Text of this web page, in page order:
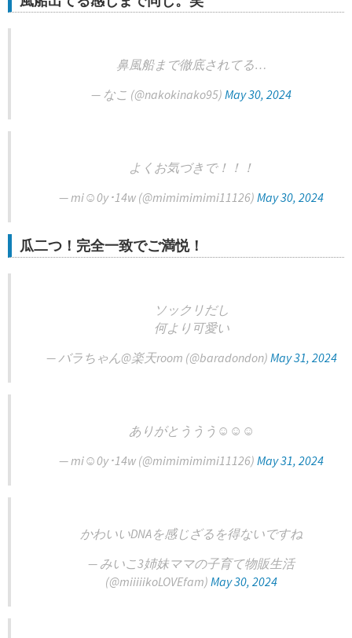
鼻風船まで徹底されてる…
— なこ (@nakokinako95) May 30, 2024
よくお気づきで！！！
— mi☺︎0y･14w (@mimimimimi11126) May 30, 2024
瓜二つ！完全一致でご満悦！
ソックリだし
何より可愛い
— バラちゃん@楽天room (@baradondon) May 31, 2024
ありがとううう☺️☺️☺️
— mi☺︎0y･14w (@mimimimimi11126) May 31, 2024
かわいいDNAを感じざるを得ないですね
— みいこ3姉妹ママの子育て物販生活
(@miiiiikoLOVEfam) May 30, 2024